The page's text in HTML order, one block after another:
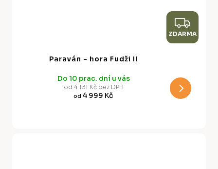
Z
D
M
ZDARMA
Paraván - hora Fudži II
Do 10 prac. dní u vás
od 4 131 Kč bez DPH
od 4 999 Kč